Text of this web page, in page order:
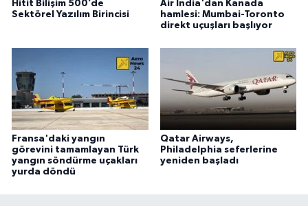
Hitit Bilişim 500’de
Sektörel Yazılım Birincisi
Air India'dan Kanada
hamlesi: Mumbai-Toronto
direkt uçuşları başlıyor
Fransa'daki yangın
görevini tamamlayan Türk
yangın söndürme uçakları
yurda döndü
Qatar Airways,
Philadelphia seferlerine
yeniden başladı